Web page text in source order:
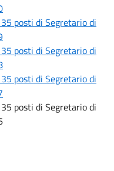
posti di Segretario di
posti di Segretario di
posti di Segretario di
posti di Segretario di